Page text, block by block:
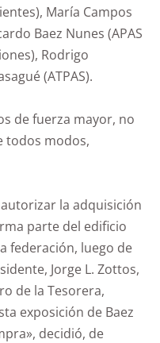
María Campos
Baez Nunes (APAS
Rodrigo
(ATPAS).
de fuerza mayor, no
todos modos,
la adquisición
parte del edificio
federación, luego de
Jorge L. Zottos,
de la Tesorera,
exposición de Baez
decidió, de